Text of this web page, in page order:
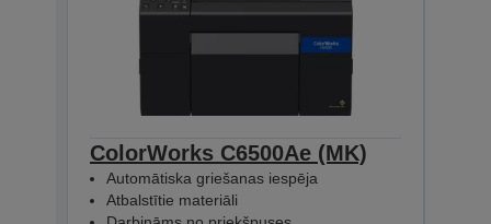
ColorWorks C6500Ae (MK)
Automātiska griešanas iespēja
Atbalstītie materiāli